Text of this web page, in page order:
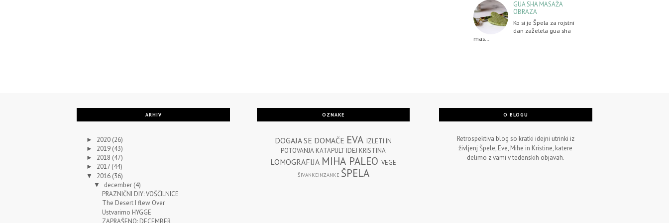
GUA SHA MASAŽA
OBRAZA
Ko si je Špela za rojstni
dan zaželela gua sha
mas…
ARHIV
► 2020 (26)
► 2019 (43)
► 2018 (47)
► 2017 (44)
▼ 2016 (36)
▼ december (4)
PRAZNIČNI DIY: VOŠČILNICE
The Desert I flew Over
Ustvarimo HYGGE
ZAPRAŠENO: DECEMBER
OZNAKE
DOGAJA SE DOMAČE EVA IZLETI IN
POTOVANJA KATAPULT IDEJ KRISTINA
LOMOGRAFIJA MIHA PALEO VEGE
ŠIVANKEINZANKE ŠPELA
O BLOGU
Retrospektiva blog so kratki idejni utrinki iz
življenj Špele, Eve, Mihe in Kristine, katere
delimo z vami v tedenskih objavah.